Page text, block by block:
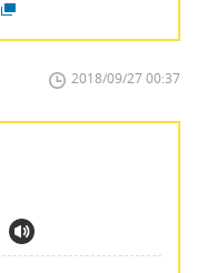
2018/09/27 00:37